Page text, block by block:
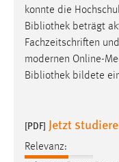
konnte die
Bibliothek beträgt
Fachzeitschriften
modernen Online-
Bibliothek bildete
[PDF] Jetzt
Relevanz: